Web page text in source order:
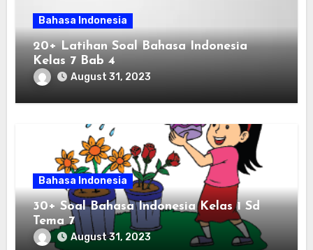
Bahasa Indonesia
20+ Latihan Soal Bahasa Indonesia
Kelas 7 Bab 4
August 31, 2023
Bahasa Indonesia
30+ Soal Bahasa Indonesia Kelas 1 Sd
Tema 7
August 31, 2023